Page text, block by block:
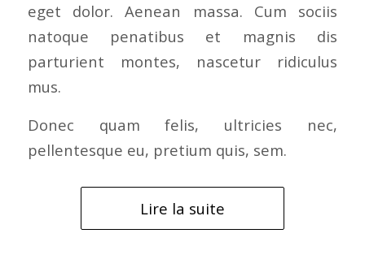
eget dolor. Aenean massa. Cum sociis
natoque penatibus et magnis dis
parturient montes, nascetur ridiculus
mus.
Donec quam felis, ultricies nec,
pellentesque eu, pretium quis, sem.
Lire la suite